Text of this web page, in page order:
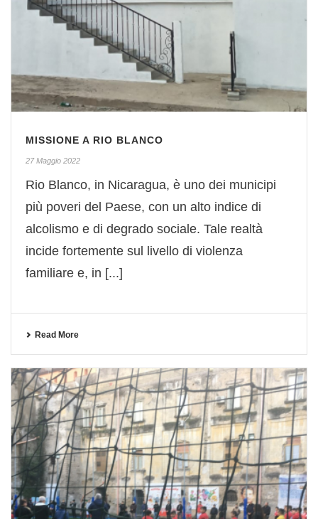
MISSIONE A RIO BLANCO
27 Maggio 2022
Rio Blanco, in Nicaragua, è uno dei municipi
più poveri del Paese, con un alto indice di
alcolismo e di degrado sociale. Tale realtà
incide fortemente sul livello di violenza
familiare e, in [...]
Read More